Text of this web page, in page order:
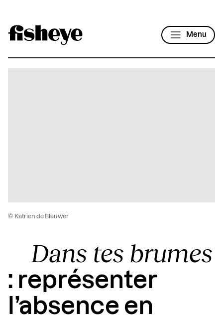
Menu
Dans tes brumes
: représenter
l’absence en
© Katrien de Blauwer